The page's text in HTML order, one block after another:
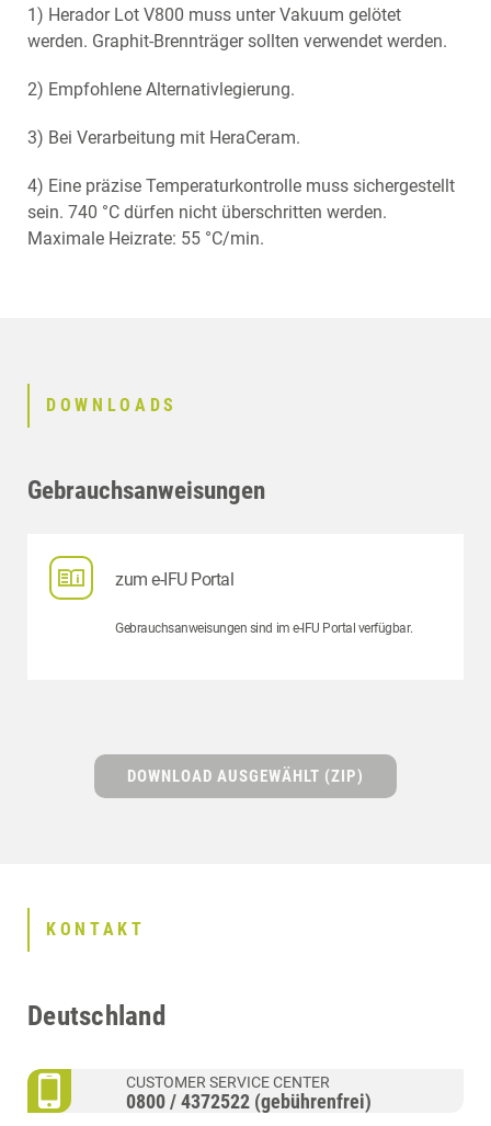
1) Herador Lot V800 muss unter Vakuum gelötet
werden. Graphit-Brennträger sollten verwendet werden.
2) Empfohlene Alternativlegierung.
3) Bei Verarbeitung mit HeraCeram.
4) Eine präzise Temperaturkontrolle muss sichergestellt
sein. 740 °C dürfen nicht überschritten werden.
Maximale Heizrate: 55 °C/min.
DOWNLOADS
Gebrauchsanweisungen
zum e-IFU Portal
Gebrauchsanweisungen sind im e-IFU Portal verfügbar.
DOWNLOAD AUSGEWÄHLT (ZIP)
KONTAKT
Deutschland
CUSTOMER SERVICE CENTER
0800 / 4372522 (gebührenfrei)